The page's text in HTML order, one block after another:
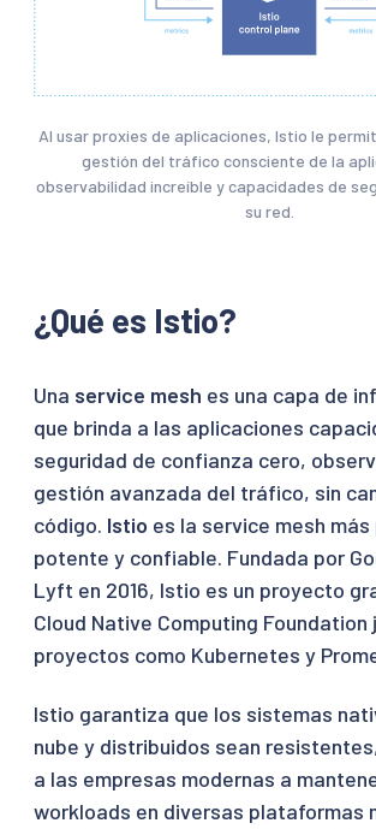
Al usar proxies de aplicaciones, Istio le
gestión del tráfico consciente de la
observabilidad increíble y capacidades de
su red.
¿Qué es Istio?
Una service mesh es una capa de
que brinda a las aplicaciones
seguridad de confianza cero,
gestión avanzada del tráfico, sin
código. Istio es la service mesh más
potente y confiable. Fundada por
Lyft en 2016, Istio es un proyecto
Cloud Native Computing Foundation
proyectos como Kubernetes y
Istio garantiza que los sistemas
nube y distribuidos sean
a las empresas modernas a
workloads en diversas plataformas